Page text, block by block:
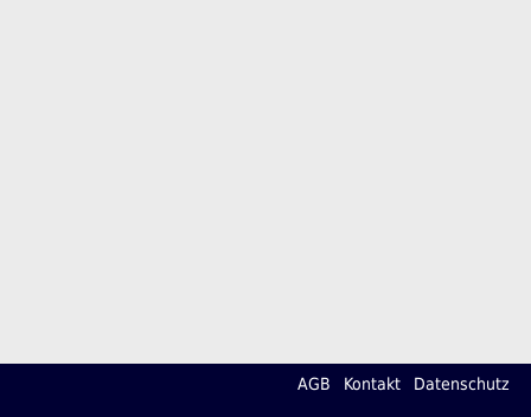
AGB Kontakt Datenschutz